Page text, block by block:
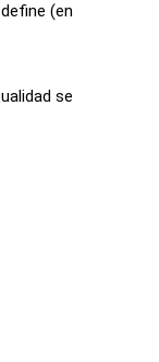
(en
se